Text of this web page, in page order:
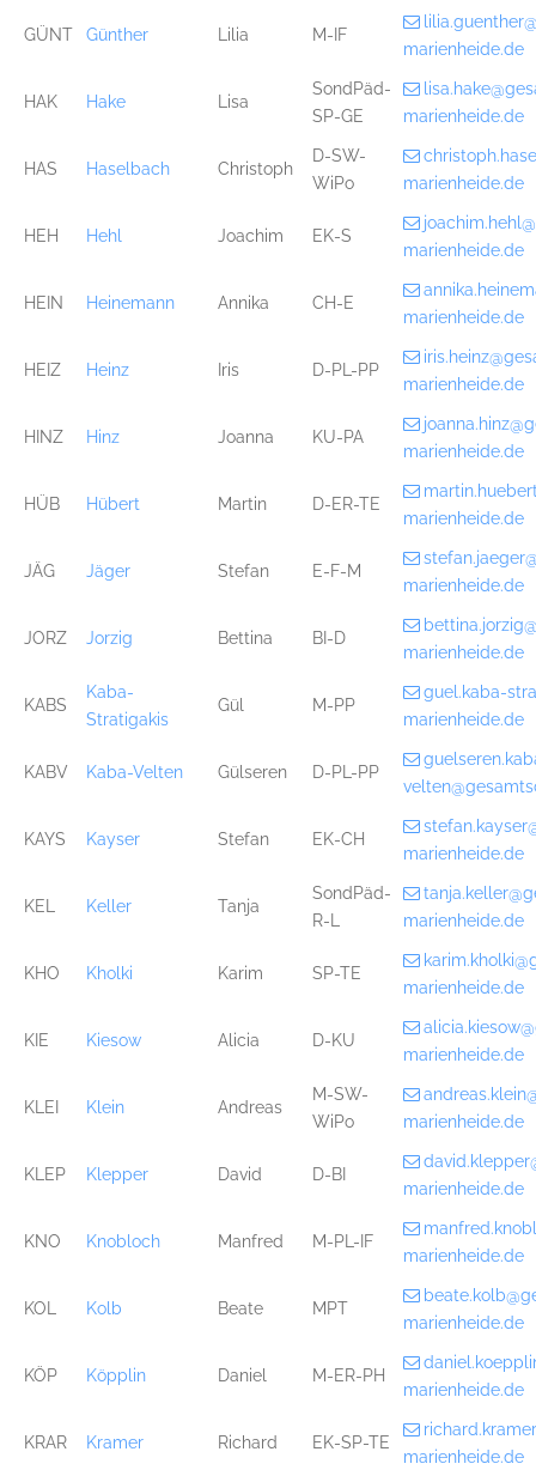
GÜNT Günther Lilia M-IF
marienheide.de
HAK Hake Lisa
SondPäd-
SP-GE
marienheide.de
HAS Haselbach Christoph
D-SW-
WiPo
marienheide.de
HEH Hehl Joachim EK-S
marienheide.de
HEIN Heinemann Annika CH-E
marienheide.de
HEIZ Heinz Iris D-PL-PP
marienheide.de
HINZ Hinz Joanna KU-PA
marienheide.de
HÜB Hübert Martin D-ER-TE
marienheide.de
JÄG Jäger Stefan E-F-M
marienheide.de
JORZ Jorzig Bettina BI-D
marienheide.de
KABS
Kaba-
Stratigakis
Gül M-PP
guel.kaba-
marienheide.de
KABV Kaba-Velten Gülseren D-PL-PP
KAYS Kayser Stefan EK-CH
marienheide.de
KEL Keller Tanja
SondPäd-
R-L
marienheide.de
KHO Kholki Karim SP-TE
marienheide.de
KIE Kiesow Alicia D-KU
marienheide.de
KLEI Klein Andreas
M-SW-
WiPo
marienheide.de
KLEP Klepper David D-BI
marienheide.de
KNO Knobloch Manfred M-PL-IF
marienheide.de
KOL Kolb Beate MPT
marienheide.de
KÖP Köpplin Daniel M-ER-PH
marienheide.de
KRAR Kramer Richard EK-SP-TE
marienheide.de